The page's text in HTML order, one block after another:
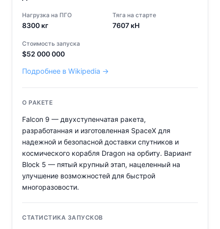
Нагрузка на ПГО
8300 кг
Тяга на старте
7607 кН
Стоимость запуска
$52 000 000
Подробнее в Wikipedia →
О РАКЕТЕ
Falcon 9 — двухступенчатая ракета,
разработанная и изготовленная SpaceX для
надежной и безопасной доставки спутников и
космического корабля Dragon на орбиту. Вариант
Block 5 — пятый крупный этап, нацеленный на
улучшение возможностей для быстрой
многоразовости.
СТАТИСТИКА ЗАПУСКОВ